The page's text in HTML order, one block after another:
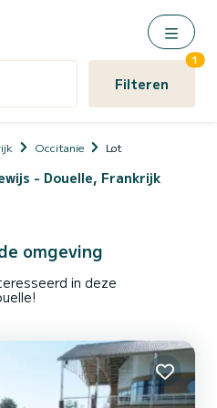
Filteren
1
Occitanie Lot
- Douelle, Frankrijk
omgeving
in deze